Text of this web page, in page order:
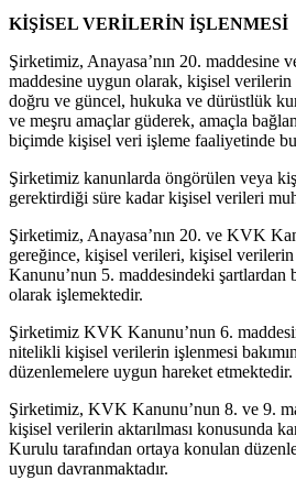
KİŞİSEL VERİLERİN İŞLENMESİ
Şirketimiz, Anayasa’nın 20. maddesine
maddesine uygun olarak, kişisel verilerin
doğru ve güncel, hukuka ve dürüstlük
ve meşru amaçlar güderek, amaçla
biçimde kişisel veri işleme faaliyetinde
Şirketimiz kanunlarda öngörülen veya
gerektirdiği süre kadar kişisel verileri
Şirketimiz, Anayasa’nın 20. ve KVK
gereğince, kişisel verileri, kişisel
Kanunu’nun 5. maddesindeki şartlardan
olarak işlemektedir.
Şirketimiz KVK Kanunu’nun 6.
nitelikli kişisel verilerin işlenmesi
düzenlemelere uygun hareket etmektedir.
Şirketimiz, KVK Kanunu’nun 8. ve 9.
kişisel verilerin aktarılması konusunda
Kurulu tarafından ortaya konulan
uygun davranmaktadır.